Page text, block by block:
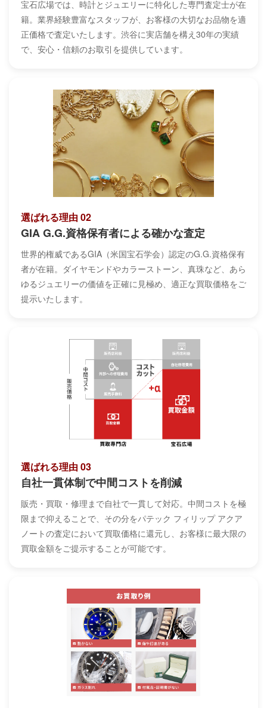
宝石広場では、時計とジュエリーに特化した専門査定士が在
籍。業界経験豊富なスタッフが、お客様の大切なお品物を適
正価格で査定いたします。渋谷に実店舗を構え30年の実績
で、安心・信頼のお取引を提供しています。
選ばれる理由 02
GIA G.G.資格保有者による確かな査定
世界的権威であるGIA（米国宝石学会）認定のG.G.資格保有
者が在籍。ダイヤモンドやカラーストーン、真珠など、あら
ゆるジュエリーの価値を正確に見極め、適正な買取価格をご
提示いたします。
選ばれる理由 03
自社一貫体制で中間コストを削減
販売・買取・修理まで自社で一貫して対応。中間コストを極
限まで抑えることで、その分をパテック フィリップ アクア
ノートの査定において買取価格に還元し、お客様に最大限の
買取金額をご提示することが可能です。